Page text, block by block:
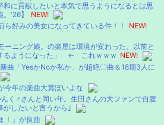
検索
和に貢献したいと本気で思うようになるとは思
'26】
NEW!
好みの美女になってきている件！！
NEW!
ーニング娘。の楽屋は環境が変わった、以前と
るようになった」 ← これｗｗｗ NEW!
新曲「YesかNoか私か」が超絶〇曲＆18期3人に
今年の楽曲大賞ぽいよな
く♂さんと同い年。生田さんの大ファンで自腹
がしたいと言うから｣
！」が良曲